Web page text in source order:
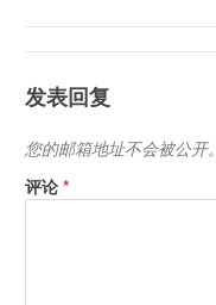
发表回复
您的邮箱地址不会被公开。
评论*